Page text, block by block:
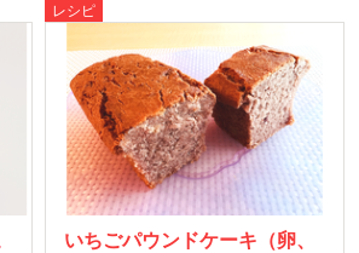
レシピ
いちごパウンドケーキ（卵、